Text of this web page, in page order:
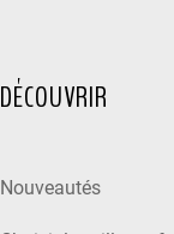
DÉCOUVRIR
Nouveautés